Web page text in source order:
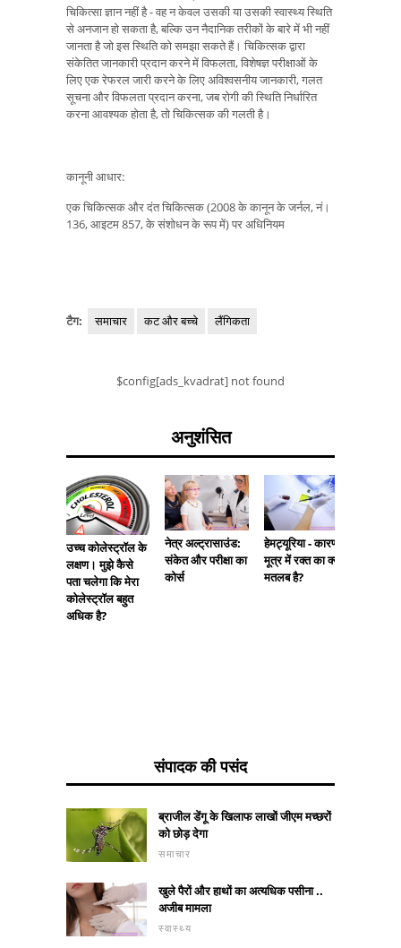
चिकित्सा ज्ञान नहीं है - वह न केवल उसकी या उसकी स्वास्थ्य स्थिति
से अनजान हो सकता है, बल्कि उन नैदानिक ​​तरीकों के बारे में भी नहीं
जानता है जो इस स्थिति को समझा सकते हैं। चिकित्सक द्वारा
संकेतित जानकारी प्रदान करने में विफलता, विशेषज्ञ परीक्षाओं के
लिए एक रेफरल जारी करने के लिए अविश्वसनीय जानकारी, गलत
सूचना और विफलता प्रदान करना, जब रोगी की स्थिति निर्धारित
करना आवश्यक होता है, तो चिकित्सक की गलती है।
कानूनी आधार:
एक चिकित्सक और दंत चिकित्सक (2008 के कानून के जर्नल, नं।
136, आइटम 857, के संशोधन के रूप में) पर अधिनियम
टैग: समाचार कट और बच्चे लैंगिकता
$config[ads_kvadrat] not found
अनुशंसित
उच्च कोलेस्ट्रॉल के
लक्षण। मुझे कैसे
पता चलेगा कि मेरा
कोलेस्ट्रॉल बहुत
अधिक है?
नेत्र अल्ट्रासाउंड:
संकेत और परीक्षा का
कोर्स
हेमट्यूरिया - कारण।
मूत्र में रक्त का क्या
मतलब है?
संपादक की पसंद
ब्राजील डेंगू के खिलाफ लाखों जीएम मच्छरों
को छोड़ देगा
समाचार
खुले पैरों और हाथों का अत्यधिक पसीना ..
अजीब मामला
स्वास्थ्य